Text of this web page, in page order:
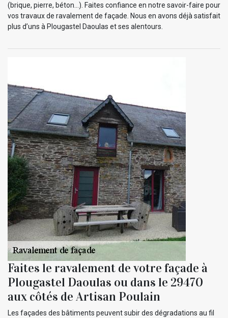
(brique, pierre, béton…). Faites confiance en notre savoir-faire pour
vos travaux de ravalement de façade. Nous en avons déjà satisfait
plus d’uns à Plougastel Daoulas et ses alentours.
Faites le ravalement de votre façade à
Plougastel Daoulas ou dans le 29470
aux côtés de Artisan Poulain
Les façades des bâtiments peuvent subir des dégradations au fil